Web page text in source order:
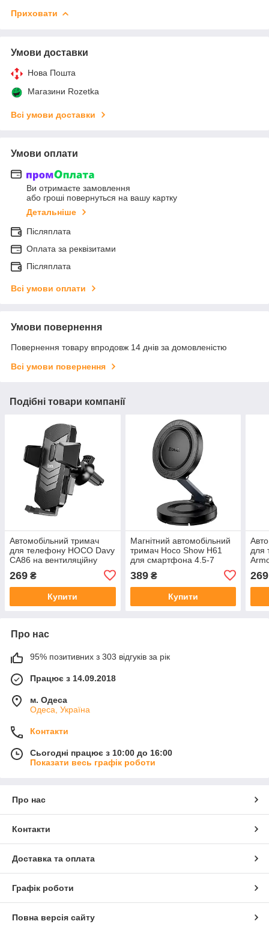
Приховати
Умови доставки
Нова Пошта
Магазини Rozetka
Всі умови доставки
Умови оплати
Ви отримаєте замовлення
або гроші повернуться на вашу картку
Детальніше
Післяплата
Оплата за реквізитами
Післяплата
Всі умови оплати
Умови повернення
Повернення товару впродовж 14 днів за домовленістю
Всі умови повернення
Подібні товари компанії
Автомобільний тримач
для телефону HOCO Davy
CA86 на вентиляційну
механізмом 4.5-7 дюймів
269 ₴
Купити
Магнітний автомобільний
тримач Hoco Show H61
для смартфона 4.5-7
389₴
Купити
для
на
269
Про нас
95% позитивних з 303 відгуків за рік
Працює з 14.09.2018
м. Одеса
Одеса, Україна
Контакти
Сьогодні працює з 10:00 до 16:00
Показати весь графік роботи
Про нас
Контакти
Доставка та оплата
Графік роботи
Повна версія сайту